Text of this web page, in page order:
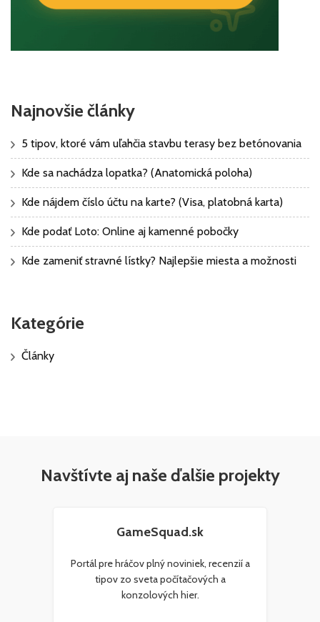
Najnovšie články
5 tipov, ktoré vám uľahčia stavbu terasy bez betónovania
Kde sa nachádza lopatka? (Anatomická poloha)
Kde nájdem číslo účtu na karte? (Visa, platobná karta)
Kde podať Loto: Online aj kamenné pobočky
Kde zameniť stravné lístky? Najlepšie miesta a možnosti
Kategórie
Články
Navštívte aj naše ďalšie projekty
GameSquad.sk
Portál pre hráčov plný noviniek, recenzií a
tipov zo sveta počítačových a
konzolových hier.